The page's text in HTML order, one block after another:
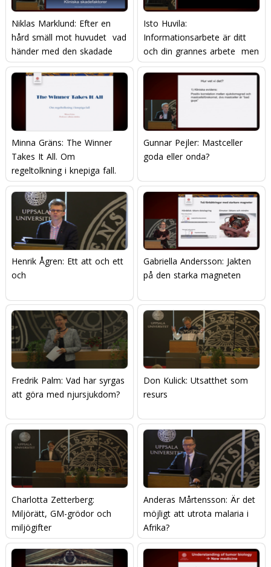
Niklas Marklund: Efter en
hård smäll mot huvudet  vad
händer med den skadade
hjärnan?
Isto Huvila:
Informationsarbete är ditt
och din grannes arbete  men
hur gör man?
Minna Gräns: The Winner
Takes It All. Om
regeltolkning i knepiga fall.
Gunnar Pejler: Mastceller 
goda eller onda?
Henrik Ågren: Ett att och ett
och
Gabriella Andersson: Jakten
på den starka magneten
Fredrik Palm: Vad har syrgas
att göra med njursjukdom?
Don Kulick: Utsatthet som
resurs
Charlotta Zetterberg:
Miljörätt, GM-grödor och
miljögifter
Anderas Mårtensson: Är det
möjligt att utrota malaria i
Afrika?